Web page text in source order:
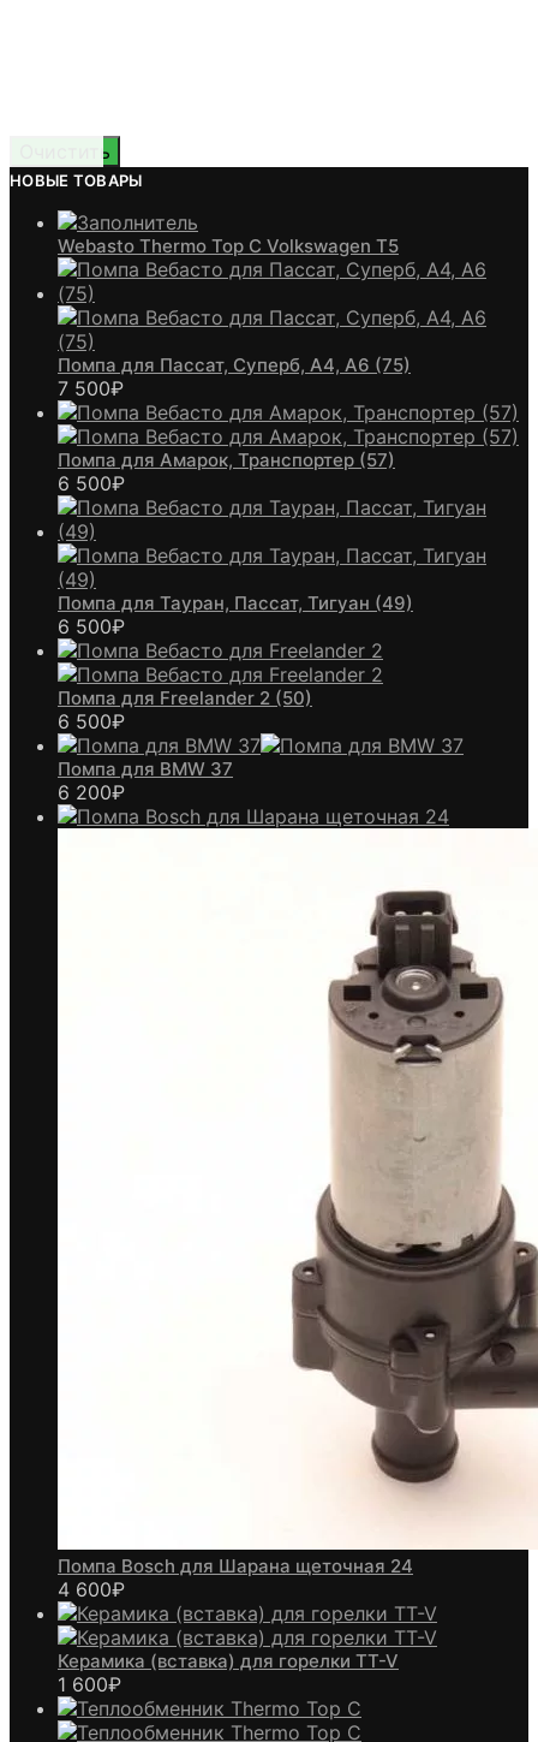
Очистить
НОВЫЕ ТОВАРЫ
Webasto Thermo Top C Volkswagen T5
Помпа для Пассат, Суперб, А4, А6 (75)
7 500₽
Помпа для Амарок, Транспортер (57)
6 500₽
Помпа для Тауран, Пассат, Тигуан (49)
6 500₽
Помпа для Freelander 2 (50)
6 500₽
Помпа для BMW 37
6 200₽
Помпа Bosch для Шарана щеточная 24
4 600₽
Керамика (вставка) для горелки TT-V
1 600₽